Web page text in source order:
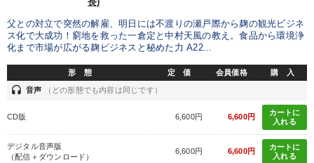
※「更新」を押すと「タグ・キーワード」を更新いただけます。
長)
父との対立で突然の解雇、明日には不渡りの瀬戸際から麹の観光ビジネ
ス化で大成功！窮地を救った一倉定と中村天風の教え。食品から環境浄
化まで市場が広がる麹ビジネスと秘めた力 A22...
形 態 定 価 会員価格 購 入
headset 音声 （どの形態でも内容は同じです）
CD版 6,600円 6,600円
カートに
入れる
デジタル音声版
（配信＋ダウンロード）
6,600円 6,600円
カートに
入れる